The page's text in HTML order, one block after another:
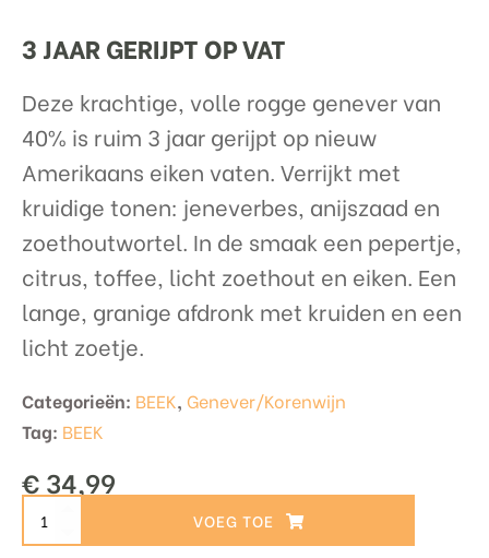
3 JAAR GERIJPT OP VAT
Deze krachtige, volle rogge genever van
40% is ruim 3 jaar gerijpt op nieuw
Amerikaans eiken vaten. Verrijkt met
kruidige tonen: jeneverbes, anijszaad en
zoethoutwortel. In de smaak een pepertje,
citrus, toffee, licht zoethout en eiken. Een
lange, granige afdronk met kruiden en een
licht zoetje.
Categorieën: BEEK, Genever/Korenwijn
Tag: BEEK
€ 34,99
BEEK